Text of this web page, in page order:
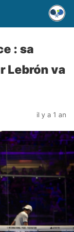
: sa
Lebrón va
il y a 1 an